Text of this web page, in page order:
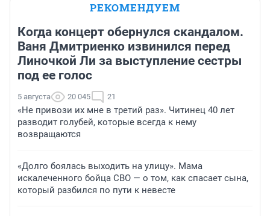
РЕКОМЕНДУЕМ
Когда концерт обернулся скандалом.
Ваня Дмитриенко извинился перед
Линочкой Ли за выступление сестры
под ее голос
5 августа 20 045 21
«Не привози их мне в третий раз». Читинец 40 лет
разводит голубей, которые всегда к нему
возвращаются
«Долго боялась выходить на улицу». Мама
искалеченного бойца СВО — о том, как спасает сына,
который разбился по пути к невесте